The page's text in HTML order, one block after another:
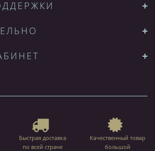
Быстрая доставка
по всей стране
Качественный товар
большой